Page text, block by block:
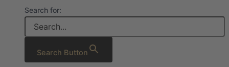
Search for:
Search Button